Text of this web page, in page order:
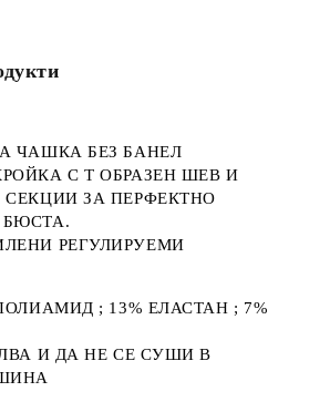
ЧАШКА БЕЗ БАНЕЛ
С Т ОБРАЗЕН ШЕВ И
ЗА ПЕРФЕКТНО
РЕГУЛИРУЕМИ
; 13% ЕЛАСТАН ; 7%
И ДА НЕ СЕ СУШИ В